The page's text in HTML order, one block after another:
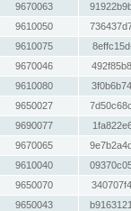
9670063
9610050
9610075
9670046
9610080
9650027
9690077
9670065
9610040
9650070
9650043